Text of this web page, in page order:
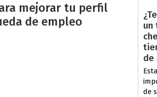
mejorar tu perfil
de empleo
un
de
de